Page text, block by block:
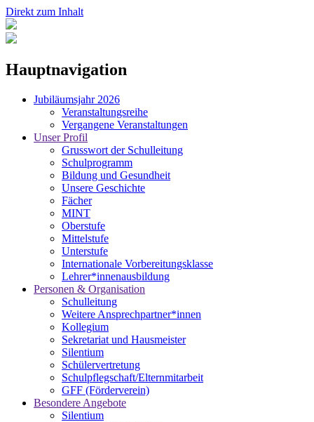
Direkt zum Inhalt
Hauptnavigation
Jubiläumsjahr 2026
Veranstaltungsreihe
Vergangene Veranstaltungen
Unser Profil
Grusswort der Schulleitung
Schulprogramm
Bildung und Gesundheit
Unsere Geschichte
Fächer
MINT
Oberstufe
Mittelstufe
Unterstufe
Internationale Vorbereitungsklasse
Lehrer*innenausbildung
Personen & Organisation
Schulleitung
Weitere Ansprechpartner*innen
Kollegium
Sekretariat und Hausmeister
Silentium
Schülervertretung
Schulpflegschaft/Elternmitarbeit
GFF (Förderverein)
Besondere Angebote
Silentium